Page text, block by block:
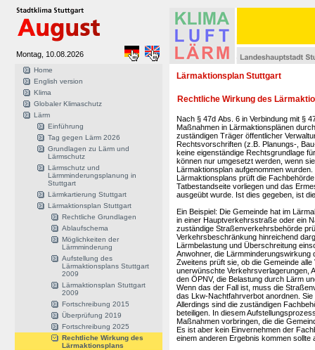
Montag, 10.08.2026
Home
English version
Klima
Globaler Klimaschutz
Lärm
Einführung
Tag gegen Lärm 2026
Grundlagen zu Lärm und
Lärmschutz
Lärmschutz und
Lärmminderungsplanung in
Stuttgart
Lärmkartierung Stuttgart
Lärmaktionsplan Stuttgart
Rechtliche Grundlagen
Ablaufschema
Möglichkeiten der
Lärmminderung
Aufstellung des
Lärmaktionsplans Stuttgart
2009
Lärmaktionsplan Stuttgart
2009
Fortschreibung 2015
Überprüfung 2019
Fortschreibung 2025
Rechtliche Wirkung des
Lärmaktionsplans
Lärmaktionsplan Stuttgart
Rechtliche Wirkung des
Nach § 47d Abs. 6 in Verbindung mit §
Maßnahmen in Lärmaktionsplänen
zuständigen Träger öffentlicher
Rechtsvorschriften (z.B. Planungs-,
keine eigenständige Rechtsgrundlage
können nur umgesetzt werden, wenn
Lärmaktionsplan aufgenommen
Lärmaktionsplans prüft die
Tatbestandseite vorliegen und das
ausgeübt wurde. Ist dies gegeben, ist
Ein Beispiel: Die Gemeinde hat im
in einer Hauptverkehrsstraße oder ein
zuständige Straßenverkehrsbehörde
Verkehrsbeschränkung hinreichend
Lärmbelastung und Überschreitung
Anwohner, die
Zweitens prüft sie, ob die Gemeinde
unerwünschte Verkehrsverlagerungen,
den ÖPNV, die Belastung durch Lärm
Wenn das der Fall ist, muss die
das Lkw-Nachtfahrverbot anordnen.
Allerdings sind die zuständigen
beteiligen. In diesem
Maßnahmen vorbringen, die die
Es ist aber kein Einvernehmen der
einem anderen Ergebnis kommen sollte